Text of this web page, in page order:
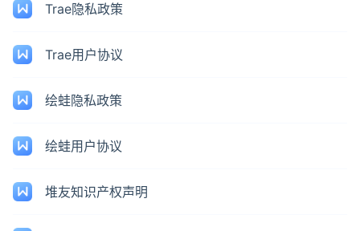
Trae隐私政策
Trae用户协议
绘蛙隐私政策
绘蛙用户协议
堆友知识产权声明